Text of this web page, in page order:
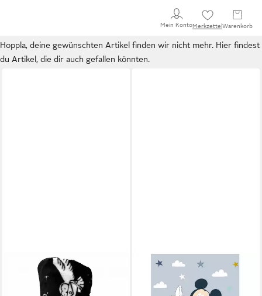
Mein KontoMerkzettel Warenkorb
Hoppla, deine gewünschten Artikel finden wir nicht mehr. Hier findest
du Artikel, die dir auch gefallen könnten.